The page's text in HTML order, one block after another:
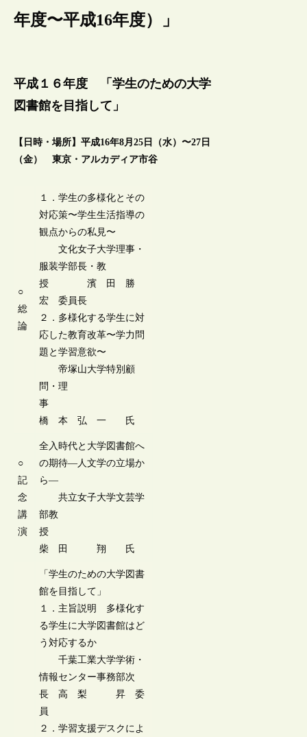
年度〜平成16年度）」
平成１６年度 「学生のための大学
図書館を目指して」
【日時・場所】平成16年8月25日（水）〜27日
（金） 東京・アルカディア市谷
○
総
論
１．学生の多様化とその
対応策〜学生生活指導の
観点からの私見〜
文化女子大学理事・
服装学部長・教
授 濱 田 勝
宏 委員長
２．多様化する学生に対
応した教育改革〜学力問
題と学習意欲〜
帝塚山大学特別顧
問・理
事
橋 本 弘 一 氏
○
記
念
講
演
全入時代と大学図書館へ
の期待―人文学の立場か
ら―
共立女子大学文芸学
部教
授
柴 田 翔 氏
「学生のための大学図書
館を目指して」
１．主旨説明 多様化す
る学生に大学図書館はど
う対応するか
千葉工業大学学術・
情報センター事務部次
長 高 梨 昇 委
員
２．学習支援デスクによ